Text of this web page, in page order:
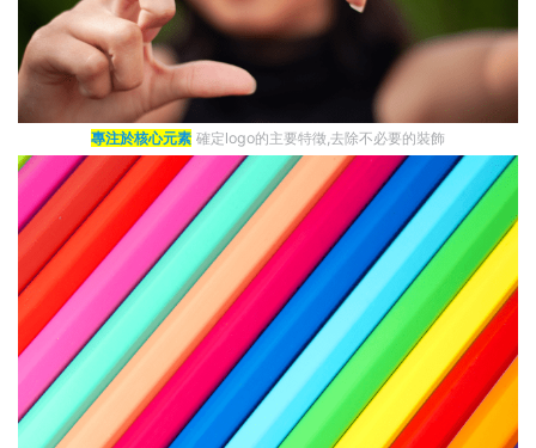
專注於核心元素 確定logo的主要特徵,去除不必要的裝飾